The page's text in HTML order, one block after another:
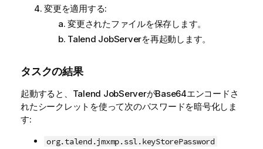
変更を適用する:
変更されたファイルを保存します。
Talend JobServerを再起動します。
タスクの結果
起動すると、 Talend JobServerがBase64エンコードさ
れたシークレットを使って次のパスワードを暗号化しま
す:
org.talend.jmxmp.ssl.keyStorePassword